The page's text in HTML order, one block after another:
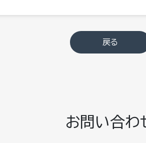
戻る
お問い合わ